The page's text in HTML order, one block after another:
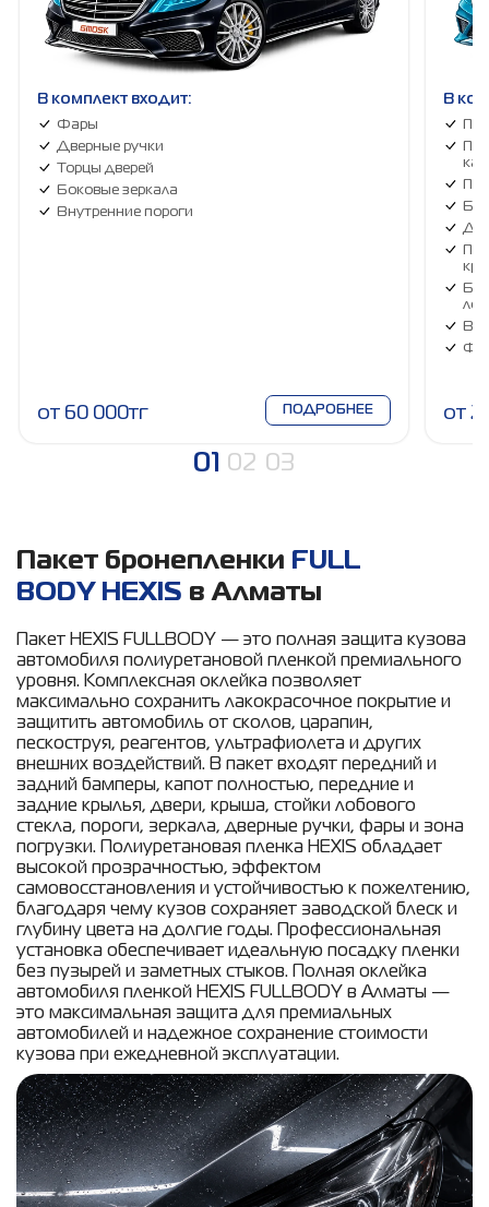
В комплект входит:
Фары
Дверные ручки
Торцы дверей
Боковые зеркала
Внутренние пороги
от 60 000тг ПОДРОБНЕЕ
В
от
01 02 03
Пакет бронепленки FULL
BODY HEXIS в Алматы
Пакет HEXIS FULLBODY — это полная защита кузова
автомобиля полиуретановой пленкой премиального
уровня. Комплексная оклейка позволяет
максимально сохранить лакокрасочное покрытие и
защитить автомобиль от сколов, царапин,
пескоструя, реагентов, ультрафиолета и других
внешних воздействий. В пакет входят передний и
задний бамперы, капот полностью, передние и
задние крылья, двери, крыша, стойки лобового
стекла, пороги, зеркала, дверные ручки, фары и зона
погрузки. Полиуретановая пленка HEXIS обладает
высокой прозрачностью, эффектом
самовосстановления и устойчивостью к пожелтению,
благодаря чему кузов сохраняет заводской блеск и
глубину цвета на долгие годы. Профессиональная
установка обеспечивает идеальную посадку пленки
без пузырей и заметных стыков. Полная оклейка
автомобиля пленкой HEXIS FULLBODY в Алматы —
это максимальная защита для премиальных
автомобилей и надежное сохранение стоимости
кузова при ежедневной эксплуатации.